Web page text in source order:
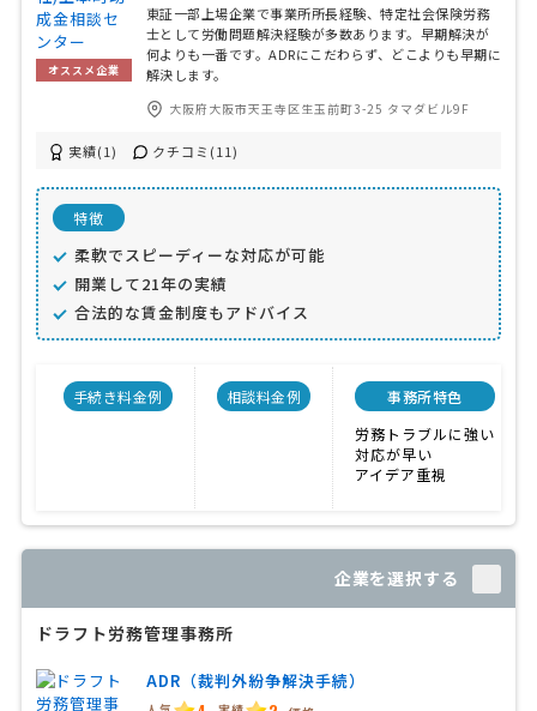
オススメ企業
東証一部上場企業で事業所所長経験、特定社会保険労務
士として労働問題解決経験が多数あります。早期解決が
何よりも一番です。ADRにこだわらず、どこよりも早期に
解決します。
大阪府大阪市天王寺区生玉前町3-25 タマダビル9F
実績(1) クチコミ(11)
特徴
柔軟でスピーディーな対応が可能
開業して21年の実績
合法的な賃金制度もアドバイス
手続き料金例 相談料金例
事務所特色
労務トラブルに強い
対応が早い
アイデア重視
企業を選択する
ドラフト労務管理事務所
ADR（裁判外紛争解決手続）